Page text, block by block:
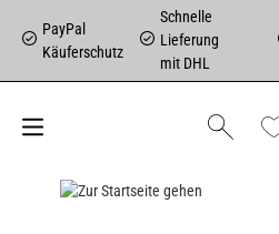
PayPal
Käuferschutz
Schnelle
Lieferung
mit DHL